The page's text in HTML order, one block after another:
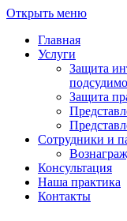
Открыть меню
Главная
Услуги
Защита
Защита
Сотрудники и
Консультация
Наша практика
Контакты